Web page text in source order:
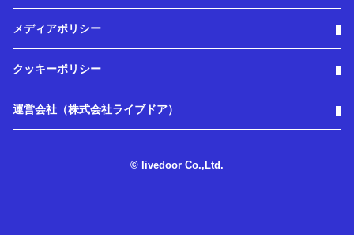
メディアポリシー
クッキーポリシー
運営会社（株式会社ライブドア）
© livedoor Co.,Ltd.